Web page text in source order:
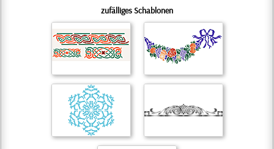
zufälliges Schablonen